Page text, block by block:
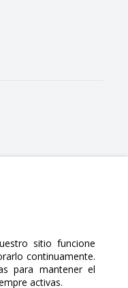
Today is Domingo,
sitio funcione
continuamente.
para mantener el
activas.